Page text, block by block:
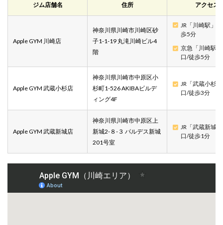
ジム店舗名 住所 アクセス
Apple GYM 川崎店
神奈川県川崎市川崎区砂
子1-1-19 丸滝川崎ビル4
階
JR「川崎駅」
歩5分
京急「川崎駅
口/徒歩5分
Apple GYM 武蔵小杉店
神奈川県川崎市中原区小
杉町1-526 AKIBAビルデ
ィング4F
JR「武蔵小杉
口/徒歩3分
Apple GYM 武蔵新城店
神奈川県川崎市中原区上
新城2-８-３ パルデス新城
201号室
JR「武蔵新城
口/徒歩1分